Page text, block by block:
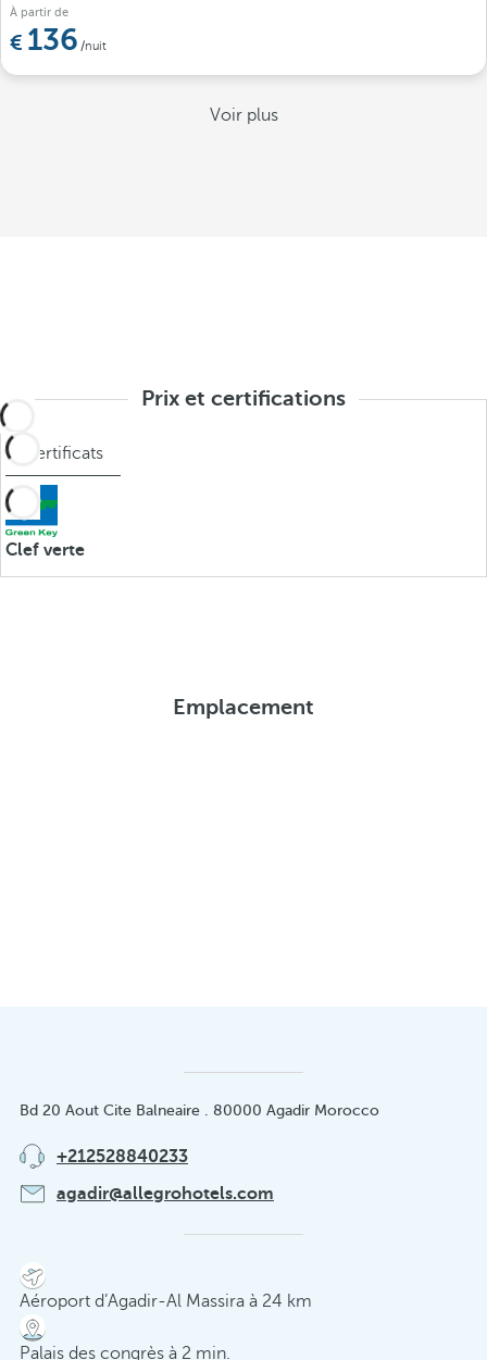
À partir de
136 /nuit
Voir plus
Prix et certifications
Certificats
Clef verte
Emplacement
Bd 20 Aout Cite Balneaire . 80000 Agadir Morocco
+212528840233
agadir@allegrohotels.com
Aéroport d’Agadir-Al Massira à 24 km
Palais des congrès à 2 min.